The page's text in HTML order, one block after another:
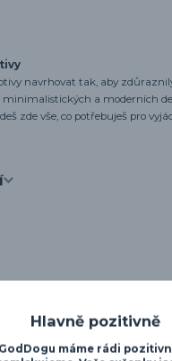
navrhovat tak, aby
a moderních
zde vše, co potřebuješ pro
Hlavně pozitivně
máme rádi